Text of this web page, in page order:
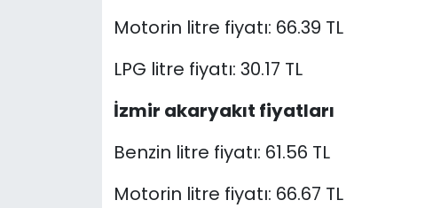
Motorin litre fiyatı: 66.39 TL
LPG litre fiyatı: 30.17 TL
İzmir akaryakıt fiyatları
Benzin litre fiyatı: 61.56 TL
Motorin litre fiyatı: 66.67 TL